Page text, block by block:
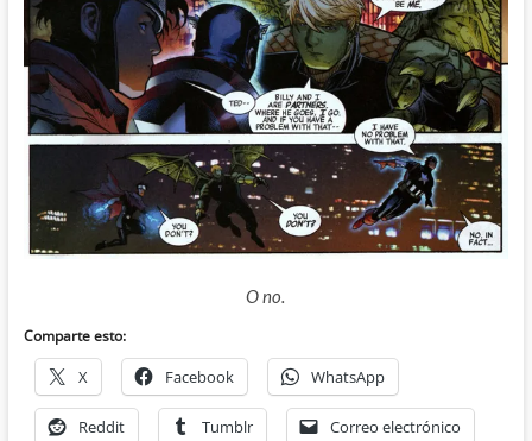
O no.
Comparte esto:
X Facebook WhatsApp
Reddit Tumblr Correo electrónico